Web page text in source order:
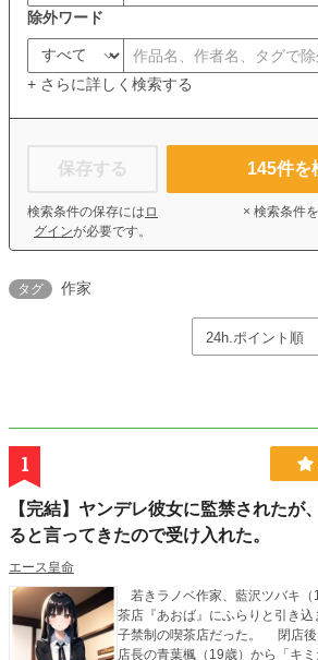
除外ワード
+ さらに詳しく検索する
保存する
検索条件の保存には ロ
グインが必要です。
145件を
× 検索条件
タグ 作家
1
【完結】ヤンデレ彼女に監禁されたが
ると言ってきたので受け入れた。
エース皇命
若きラノベ作家、藍沢ツバキ（
茶店『あおば』にふらりと引き
子禁制の喫茶店だった。 閉店後
店長の青葉楓（19歳）から「キ